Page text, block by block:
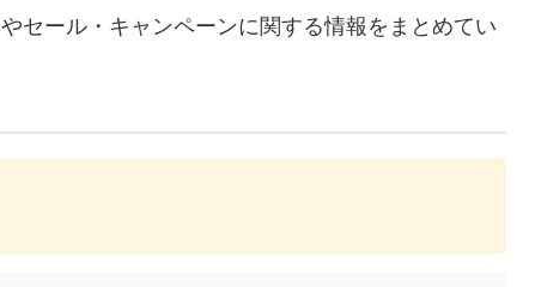
セール・キャンペーンに関する情報をまとめてい